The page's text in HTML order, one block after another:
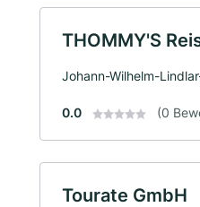
THOMMY'S
Johann-Wilhelm-
0.0 (0
Tourate GmbH